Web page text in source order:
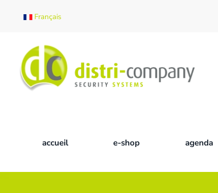
Français
accueil e-shop agenda